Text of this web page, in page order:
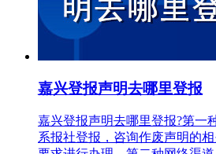
嘉兴登报声明去哪里登报
嘉兴登报声明去哪里登报?第一
系报社登报，咨询作废声明的